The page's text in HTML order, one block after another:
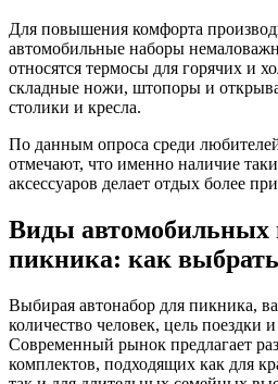
Для повышения комфорта
автомобильные наборы
относятся термосы для горячих и
складные ножи, штопоры и
столики и кресла.
По данным опроса среди
отмечают, что именно наличие
аксессуаров делает отдых более
Виды автомобильных
пикника: как
Выбирая автонабор для пикника,
количество человек, цель поездки
Современный рынок предлагает
комплектов, подходящих как для